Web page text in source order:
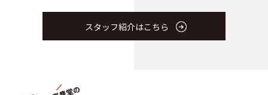
スタッフ紹介はこちら